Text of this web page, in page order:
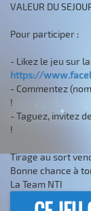
VALEUR DU
Pour participer :
- Likez le jeu sur
https://
- Commentez
!
- Taguez, invitez
!
Tirage au sort
Bonne chance à
La Team NTI